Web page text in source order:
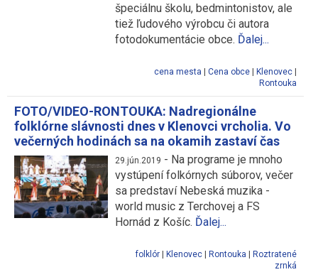
špeciálnu školu, bedmintonistov, ale
tiež ľudového výrobcu či autora
fotodokumentácie obce. Ďalej...
cena mesta Cena obce Klenovec
Rontouka
FOTO/VIDEO-RONTOUKA: Nadregionálne
folklórne slávnosti dnes v Klenovci vrcholia. Vo
večerných hodinách sa na okamih zastaví čas
29.jún.2019 - Na programe je mnoho
vystúpení folkórnych súborov, večer
sa predstaví Nebeská muzika -
world music z Terchovej a FS
Hornád z Košíc. Ďalej...
folklór Klenovec Rontouka
Roztratené
zrnká